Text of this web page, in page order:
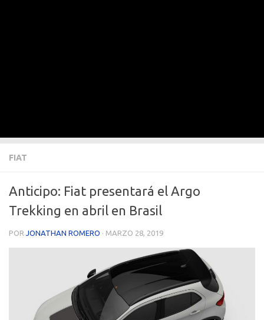
FIAT
Anticipo: Fiat presentará el Argo
Trekking en abril en Brasil
POR JONATHAN ROMERO · MARZO 28, 2019